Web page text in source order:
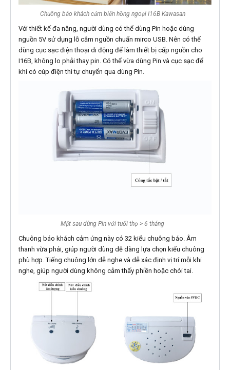
Chuông báo khách cảm biến hồng ngoại I16B Kawasan
Với thiết kế đa năng, người dùng có thể dùng Pin hoặc dùng
nguồn 5V sử dụng lỗ cắm nguồn chuẩn mirco USB. Nên có thể
dùng cục sạc điện thoại di động để làm thiết bị cấp nguồn cho
I16B, không lo phải thay pin. Có thể vừa dùng Pin và cục sạc để
khi có cúp điện thì tự chuyển qua dùng Pin.
Mặt sau dùng Pin với tuổi thọ > 6 tháng
Chuông báo khách cảm ứng này có 32 kiểu chuông báo. Âm
thanh vừa phải, giúp người dùng dễ dàng lựa chọn kiểu chuông
phù hợp. Tiếng chuông lớn dễ nghe và dễ xác định vị trí mỗi khi
nghe, giúp người dùng không cảm thấy phiền hoặc chói tai.